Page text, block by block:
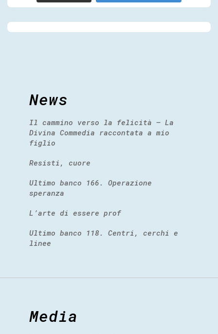
News
Il cammino verso la felicità – La
Divina Commedia raccontata a mio
figlio
Resisti, cuore
Ultimo banco 166. Operazione
speranza
L’arte di essere prof
Ultimo banco 118. Centri, cerchi e
linee
Media